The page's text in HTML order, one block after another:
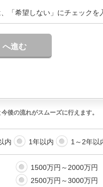
「希望しない」にチェックを
へ進む
後の流れがスムーズに行えます。
内 1年以内 1～2年以
1500万円～2000万円
2500万円～3000万円